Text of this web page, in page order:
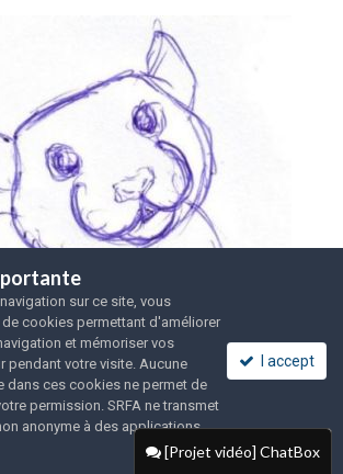
[Projet vidéo] ChatBox
sur ce site, vous
cookies permettant d'améliorer
et mémoriser vos
pendant votre visite. Aucune
dans ces cookies ne permet de
permission. SRFA ne transmet
anonyme à des applications
I accept